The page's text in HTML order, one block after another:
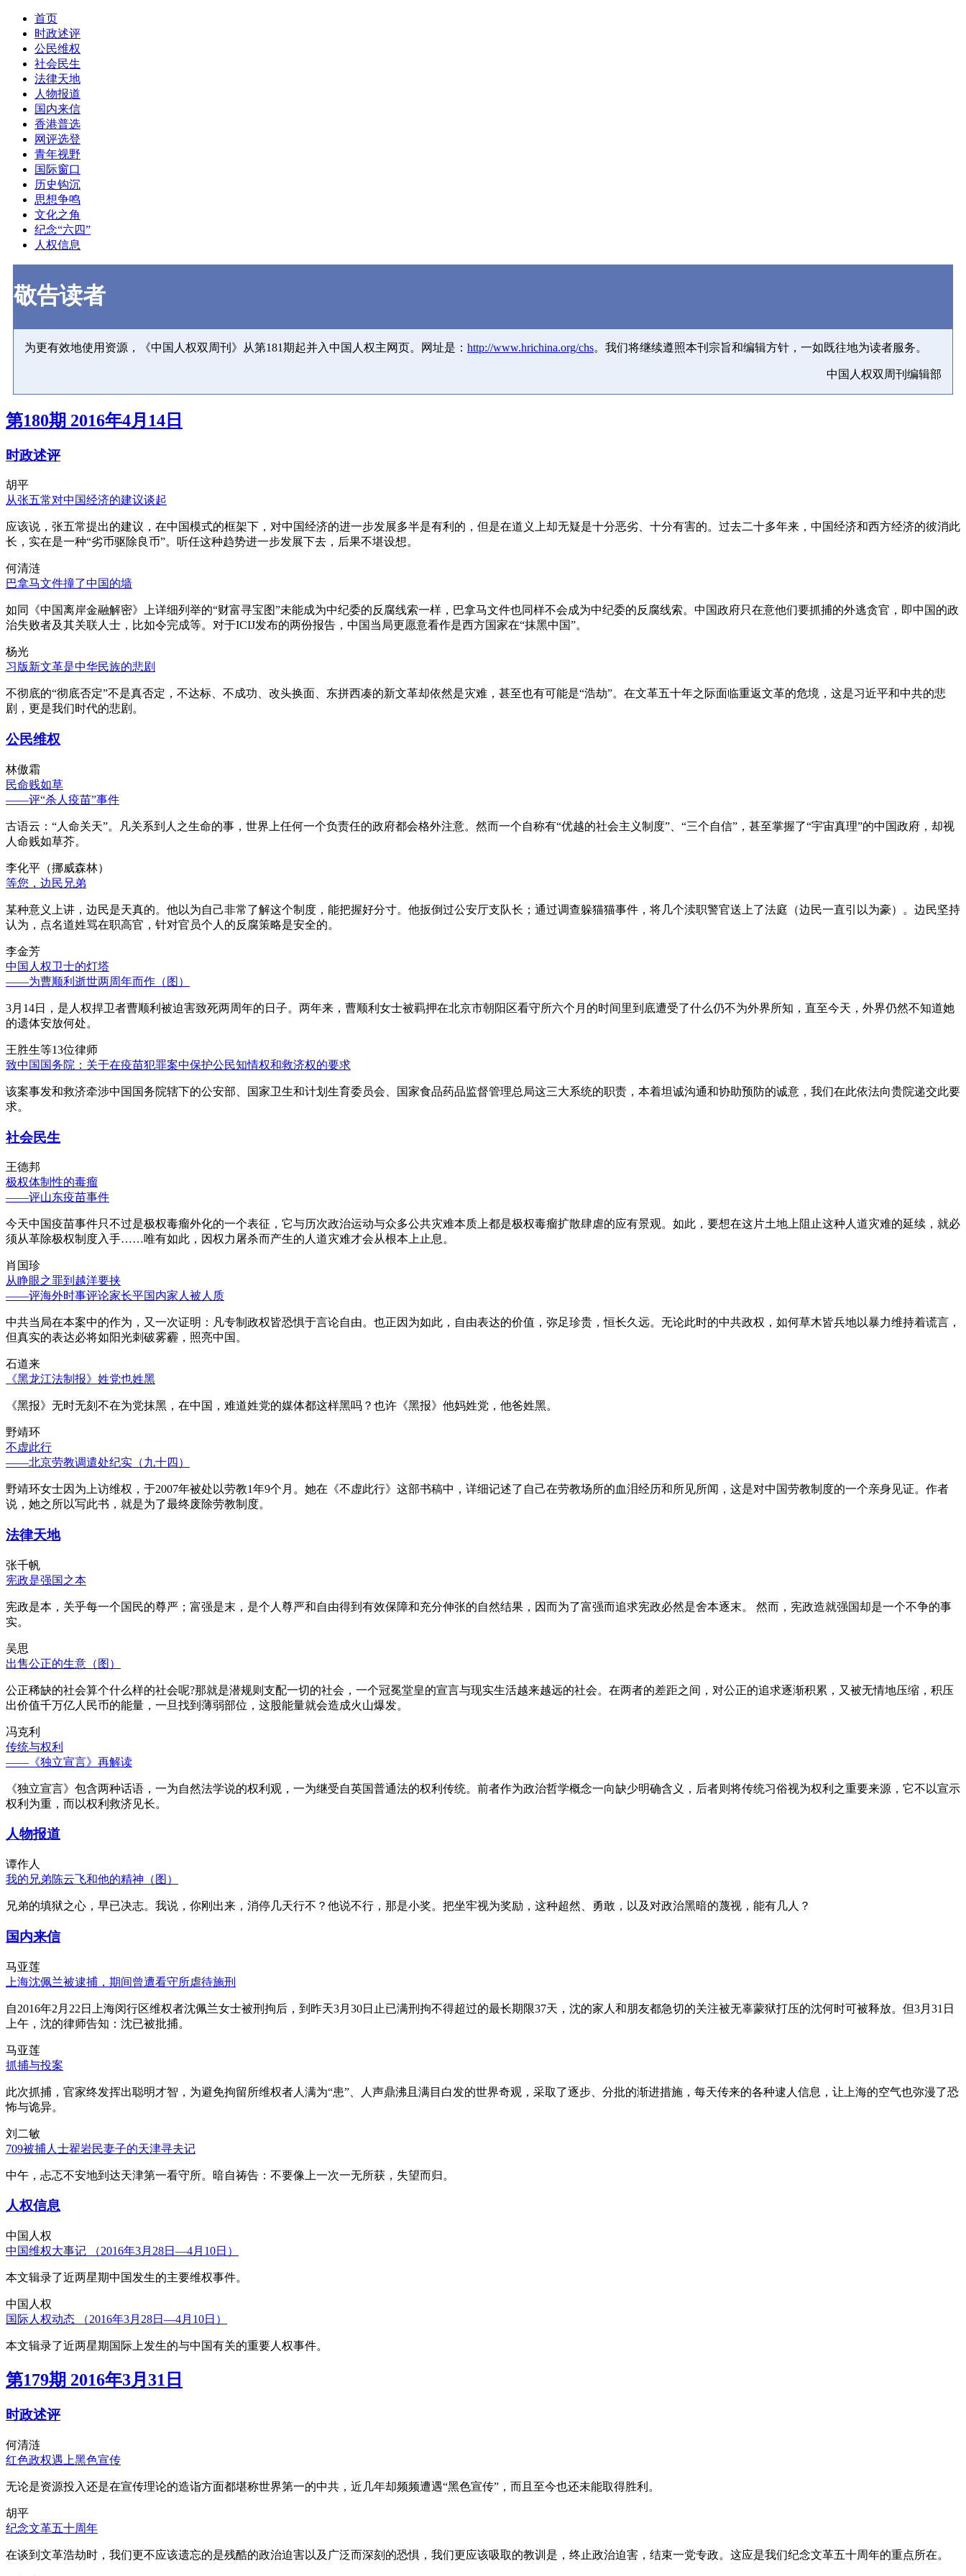
首页
时政述评
公民维权
社会民生
法律天地
人物报道
国内来信
香港普选
网评选登
青年视野
国际窗口
历史钩沉
思想争鸣
文化之角
纪念“六四”
人权信息
敬告读者
为更有效地使用资源，《中国人权双周刊》从第181期起并入中国人权主网页。网址是： http://www.hrichina.org/chs。我们将继续遵照本刊宗旨和编辑方针，一如既往地为读者服务。
中国人权双周刊编辑部
第180期 2016年4月14日
时政述评
胡平
从张五常对中国经济的建议谈起
应该说，张五常提出的建议，在中国模式的框架下，对中国经济的进一步发展多半是有利的，但是在道义上却无疑是十分恶劣、十分有害的。过去二十多年来，中国经济和西方经济的彼消此
长，实在是一种“劣币驱除良币”。听任这种趋势进一步发展下去，后果不堪设想。
何清涟
巴拿马文件撞了中国的墙
如同《中国离岸金融解密》上详细列举的“财富寻宝图”未能成为中纪委的反腐线索一样，巴拿马文件也同样不会成为中纪委的反腐线索。中国政府只在意他们要抓捕的外逃贪官，即中国的政
治失败者及其关联人士，比如令完成等。对于ICIJ发布的两份报告，中国当局更愿意看作是西方国家在“抹黑中国”。
杨光
习版新文革是中华民族的悲剧
不彻底的“彻底否定”不是真否定，不达标、不成功、改头换面、东拼西凑的新文革却依然是灾难，甚至也有可能是“浩劫”。在文革五十年之际面临重返文革的危境，这是习近平和中共的悲
剧，更是我们时代的悲剧。
公民维权
林傲霜
民命贱如草
——评“杀人疫苗”事件
古语云：“人命关天”。凡关系到人之生命的事，世界上任何一个负责任的政府都会格外注意。然而一个自称有“优越的社会主义制度”、“三个自信”，甚至掌握了“宇宙真理”的中国政府，却视
人命贱如草芥。
李化平（挪威森林）
等您，边民兄弟
某种意义上讲，边民是天真的。他以为自己非常了解这个制度，能把握好分寸。他扳倒过公安厅支队长；通过调查躲猫猫事件，将几个渎职警官送上了法庭（边民一直引以为豪）。边民坚持
认为，点名道姓骂在职高官，针对官员个人的反腐策略是安全的。
李金芳
中国人权卫士的灯塔
——为曹顺利逝世两周年而作（图）
3月14日，是人权捍卫者曹顺利被迫害致死两周年的日子。两年来，曹顺利女士被羁押在北京市朝阳区看守所六个月的时间里到底遭受了什么仍不为外界所知，直至今天，外界仍然不知道她
的遗体安放何处。
王胜生等13位律师
致中国国务院：关于在疫苗犯罪案中保护公民知情权和救济权的要求
该案事发和救济牵涉中国国务院辖下的公安部、国家卫生和计划生育委员会、国家食品药品监督管理总局这三大系统的职责，本着坦诚沟通和协助预防的诚意，我们在此依法向贵院递交此要
求。
社会民生
王德邦
极权体制性的毒瘤
——评山东疫苗事件
今天中国疫苗事件只不过是极权毒瘤外化的一个表征，它与历次政治运动与众多公共灾难本质上都是极权毒瘤扩散肆虐的应有景观。如此，要想在这片土地上阻止这种人道灾难的延续，就必
须从革除极权制度入手……唯有如此，因权力屠杀而产生的人道灾难才会从根本上止息。
肖国珍
从睁眼之罪到越洋要挟
——评海外时事评论家长平国内家人被人质
中共当局在本案中的作为，又一次证明：凡专制政权皆恐惧于言论自由。也正因为如此，自由表达的价值，弥足珍贵，恒长久远。无论此时的中共政权，如何草木皆兵地以暴力维持着谎言，
但真实的表达必将如阳光刺破雾霾，照亮中国。
石道来
《黑龙江法制报》姓党也姓黑
《黑报》无时无刻不在为党抹黑，在中国，难道姓党的媒体都这样黑吗？也许《黑报》他妈姓党，他爸姓黑。
野靖环
不虚此行
——北京劳教调遣处纪实（九十四）
野靖环女士因为上访维权，于2007年被处以劳教1年9个月。她在《不虚此行》这部书稿中，详细记述了自己在劳教场所的血泪经历和所见所闻，这是对中国劳教制度的一个亲身见证。作者
说，她之所以写此书，就是为了最终废除劳教制度。
法律天地
张千帆
宪政是强国之本
宪政是本，关乎每一个国民的尊严；富强是末，是个人尊严和自由得到有效保障和充分伸张的自然结果，因而为了富强而追求宪政必然是舍本逐末。 然而，宪政造就强国却是一个不争的事
实。
吴思
出售公正的生意（图）
公正稀缺的社会算个什么样的社会呢?那就是潜规则支配一切的社会，一个冠冕堂皇的宣言与现实生活越来越远的社会。在两者的差距之间，对公正的追求逐渐积累，又被无情地压缩，积压
出价值千万亿人民币的能量，一旦找到薄弱部位，这股能量就会造成火山爆发。
冯克利
传统与权利
——《独立宣言》再解读
《独立宣言》包含两种话语，一为自然法学说的权利观，一为继受自英国普通法的权利传统。前者作为政治哲学概念一向缺少明确含义，后者则将传统习俗视为权利之重要来源，它不以宣示
权利为重，而以权利救济见长。
人物报道
谭作人
我的兄弟陈云飞和他的精神（图）
兄弟的填狱之心，早已决志。我说，你刚出来，消停几天行不？他说不行，那是小奖。把坐牢视为奖励，这种超然、勇敢，以及对政治黑暗的蔑视，能有几人？
国内来信
马亚莲
上海沈佩兰被逮捕，期间曾遭看守所虐待施刑
自2016年2月22日上海闵行区维权者沈佩兰女士被刑拘后，到昨天3月30日止已满刑拘不得超过的最长期限37天，沈的家人和朋友都急切的关注被无辜蒙狱打压的沈何时可被释放。但3月31日
上午，沈的律师告知：沈已被批捕。
马亚莲
抓捕与投案
此次抓捕，官家终发挥出聪明才智，为避免拘留所维权者人满为“患”、人声鼎沸且满目白发的世界奇观，采取了逐步、分批的渐进措施，每天传来的各种逮人信息，让上海的空气也弥漫了恐
怖与诡异。
刘二敏
709被捕人士翟岩民妻子的天津寻夫记
中午，忐忑不安地到达天津第一看守所。暗自祷告：不要像上一次一无所获，失望而归。
人权信息
中国人权
中国维权大事记 （2016年3月28日—4月10日）
本文辑录了近两星期中国发生的主要维权事件。
中国人权
国际人权动态 （2016年3月28日—4月10日）
本文辑录了近两星期国际上发生的与中国有关的重要人权事件。
第179期 2016年3月31日
时政述评
何清涟
红色政权遇上黑色宣传
无论是资源投入还是在宣传理论的造诣方面都堪称世界第一的中共，近几年却频频遭遇“黑色宣传”，而且至今也还未能取得胜利。
胡平
纪念文革五十周年
在谈到文革浩劫时，我们更不应该遗忘的是残酷的政治迫害以及广泛而深刻的恐惧，我们更应该吸取的教训是，终止政治迫害，结束一党专政。这应是我们纪念文革五十周年的重点所在。